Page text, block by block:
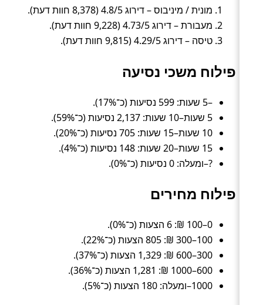
מונית / מיניבוס – דירוג 4.8/5 (8,378 חוות דעת).
מעבורת – דירוג 4.73/5 (9,228 חוות דעת).
טיסה – דירוג 4.29/5 (9,815 חוות דעת).
פילוח משכי נסיעה
–5 שעות: 599 נסיעות (כ־17%).
5 שעות–10 שעות: 2,137 נסיעות (כ־59%).
10 שעות–15 שעות: 705 נסיעות (כ־20%).
15 שעות–20 שעות: 148 נסיעות (כ־4%).
?–ומעלה: 0 נסיעות (כ־0%).
פילוח מחירים
0–100 ₪: 6 הצעות (כ־0%).
100–300 ₪: 805 הצעות (כ־22%).
300–600 ₪: 1,329 הצעות (כ־37%).
600–1000 ₪: 1,281 הצעות (כ־36%).
1000–ומעלה: 180 הצעות (כ־5%).